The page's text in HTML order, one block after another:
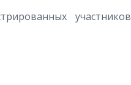
участников